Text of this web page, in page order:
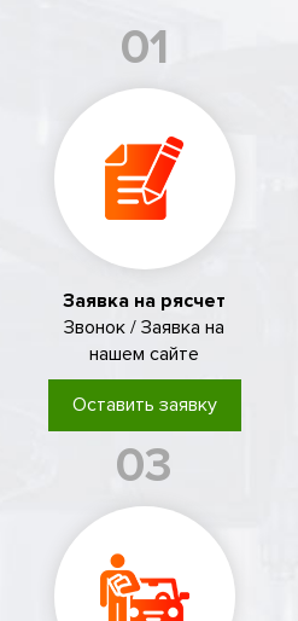
01
Заявка на рясчет
Звонок / Заявка на
нашем сайте
Оставить заявку
03